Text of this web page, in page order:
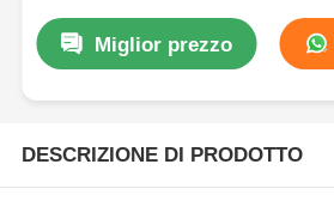
Miglior prezzo
DESCRIZIONE DI PRODOTTO